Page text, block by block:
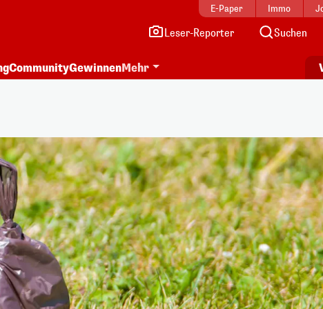
E-Paper Immo
Leser-Reporter Suchen
CommunityGewinnenMehr